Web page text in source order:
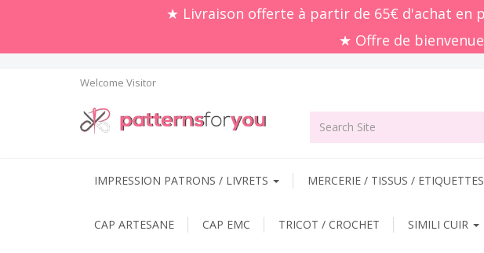
Welcome Visitor
IMPRESSION PATRONS / LIVRETS MERCERIE / TISSUS / ETIQUETTES
CAP ARTESANE CAP EMC TRICOT / CROCHET SIMILI CUIR